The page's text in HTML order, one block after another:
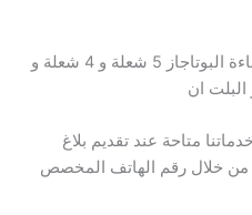
كذلك قطع غيار اصلية تسترجع كفاءة البوتاجاز 5 شعلة و 4 شعلة و
البلت ان
متاحة عند تقديم بلاغ
من خلال رقم الهاتف المخصص